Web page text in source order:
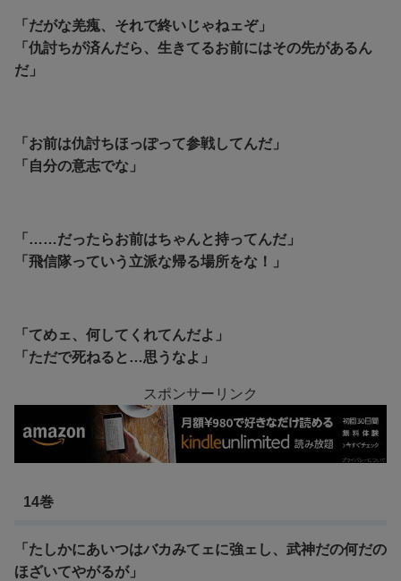
「だがな羌瘣、それで終いじゃねェぞ」
「仇討ちが済んだら、生きてるお前にはその先があるん
だ」
「お前は仇討ちほっぽって参戦してんだ」
「自分の意志でな」
「……だったらお前はちゃんと持ってんだ」
「飛信隊っていう立派な帰る場所をな！」
「てめェ、何してくれてんだよ」
「ただで死ねると…思うなよ」
スポンサーリンク
14巻
「たしかにあいつはバカみてェに強ェし、武神だの何だの
ほざいてやがるが」